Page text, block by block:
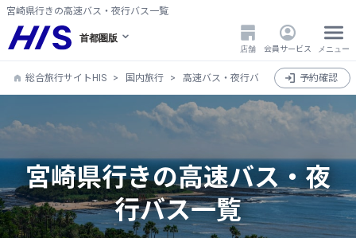
宮崎県行きの高速バス・夜行バス一覧
首都圏版
店舗 会員サービス メニュー
総合旅行サイトHIS 国内旅行 高速バス・夜行バス 全国 宮崎
予約確認
宮崎県行きの高速バス・夜
行バス一覧